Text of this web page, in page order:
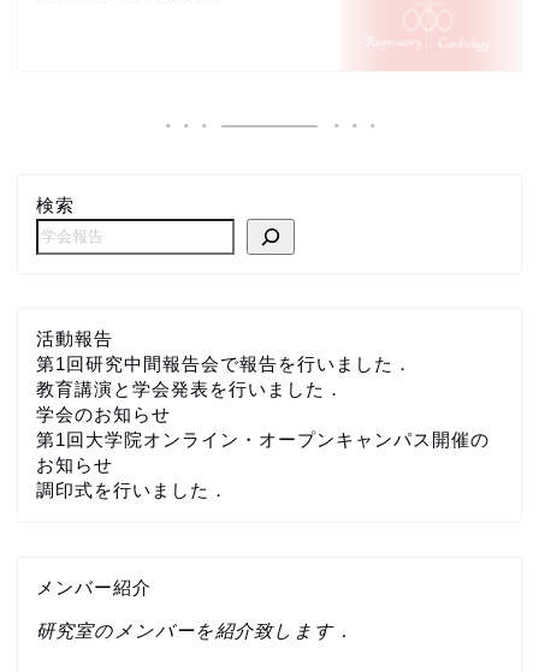
検索
活動報告
第1回研究中間報告会で報告を行いました．
教育講演と学会発表を行いました．
学会のお知らせ
第1回大学院オンライン・オープンキャンパス開催の
お知らせ
調印式を行いました．
メンバー紹介
研究室のメンバーを紹介致します．